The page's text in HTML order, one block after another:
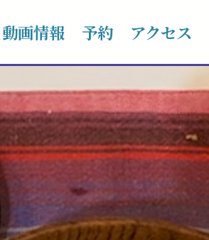
動画情報 予約 アクセス